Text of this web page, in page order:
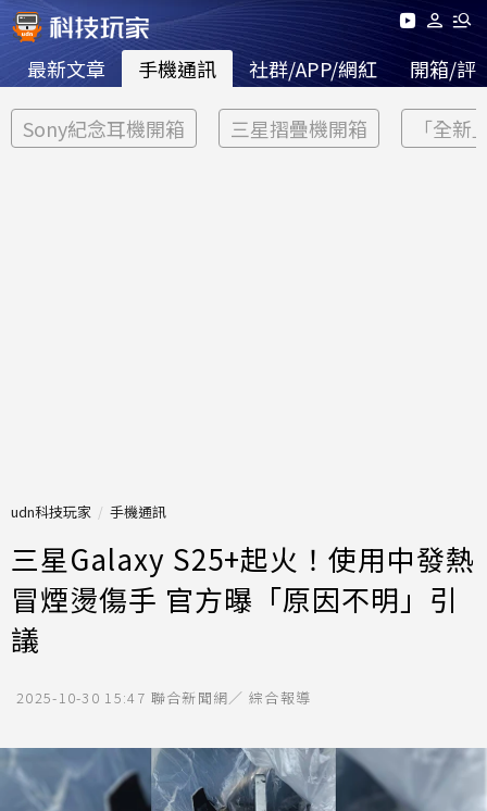
最新文章 手機通訊 社群/APP/網紅 開箱/評
Sony紀念耳機開箱 三星摺疊機開箱 「全新
udn科技玩家 手機通訊
三星Galaxy S25+起火！使用中發熱
冒煙燙傷手 官方曝「原因不明」引
議
2025-10-30 15:47 聯合新聞網／ 綜合報導